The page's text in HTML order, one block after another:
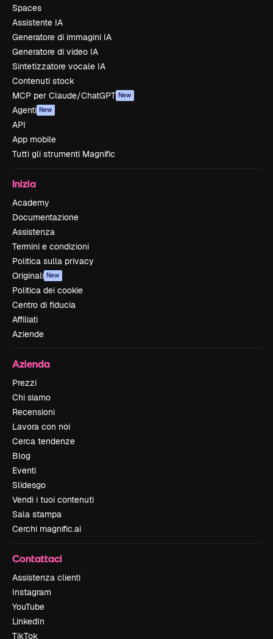
Spaces
Assistente IA
Generatore di immagini IA
Generatore di video IA
Sintetizzatore vocale IA
Contenuti stock
MCP per Claude/ChatGPT New
Agenti New
API
App mobile
Tutti gli strumenti Magnific
Inizia
Academy
Documentazione
Assistenza
Termini e condizioni
Politica sulla privacy
Originali New
Politica dei cookie
Centro di fiducia
Affiliati
Aziende
Azienda
Prezzi
Chi siamo
Recensioni
Lavora con noi
Cerca tendenze
Blog
Eventi
Slidesgo
Vendi i tuoi contenuti
Sala stampa
Cerchi magnific.ai
Contattaci
Assistenza clienti
Instagram
YouTube
LinkedIn
TikTok